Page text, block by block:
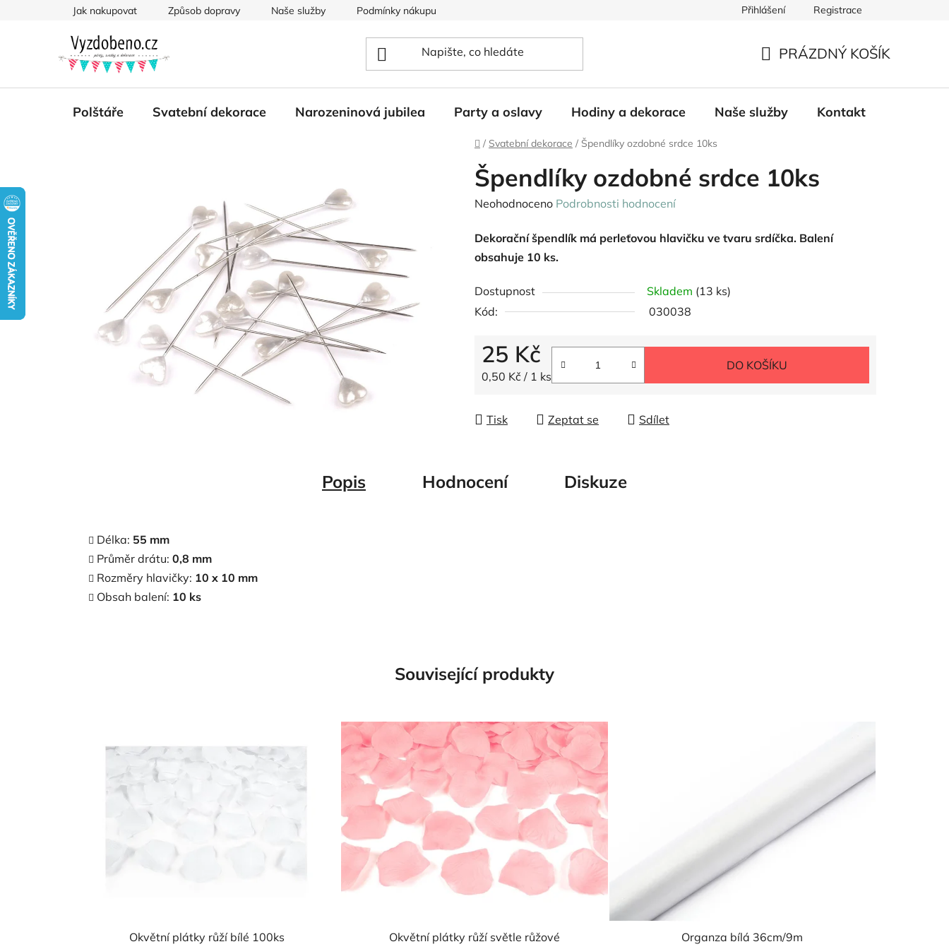
Jak nakupovat Způsob dopravy Naše služby Podmínky nákupu Přihlášení Registrace
KOŠÍK
PRÁZDNÝ KOŠÍK
Polštáře Svatební dekorace Narozeninová jubilea Party a oslavy Hodiny a dekorace Naše služby Kontakt
Domů
/ Svatební dekorace / Špendlíky ozdobné srdce 10ks
Špendlíky ozdobné srdce 10ks
Průměrné
produktu
je
z
5
Neohodnoceno Podrobnosti hodnocení
Dekorační špendlík má perleťovou hlavičku ve tvaru srdíčka. Balení
obsahuje 10 ks.
Dostupnost Skladem (13 ks)
Kód:
030038
25 Kč
Měrná cena:
0,50 Kč / 1 ks
DO KOŠÍKU
Tisk Zeptat se Sdílet
Popis Hodnocení Diskuze
Délka: 55 mm
Průměr drátu: 0,8 mm
Rozměry hlavičky: 10 x 10 mm
Obsah balení: 10 ks
Související produkty
Okvětní plátky růží bílé 100ks Okvětní plátky růží světle růžové Organza bílá 36cm/9m